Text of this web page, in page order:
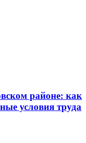
районе: как
условия труда